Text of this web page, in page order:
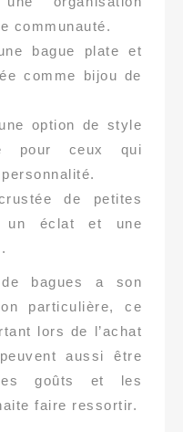
communauté.
bague plate et
comme bijou de
option de style
pour ceux qui
de petites
un éclat et une
bagues a son
particulière, ce
lors de l’achat
aussi être
les goûts et les
faire ressortir.